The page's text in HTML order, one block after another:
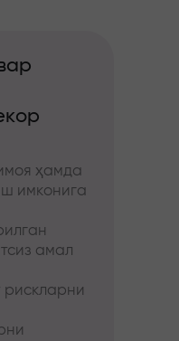
ҳамда
имконига
амал
рискларни